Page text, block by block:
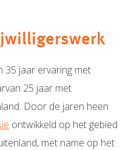
35 jaar ervaring met
25 jaar met
Door de jaren heen
ontwikkeld op het gebied
met name op het